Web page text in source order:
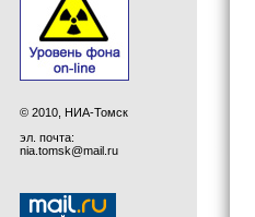
© 2010, НИА-Томск
эл. почта:
nia.tomsk@mail.ru